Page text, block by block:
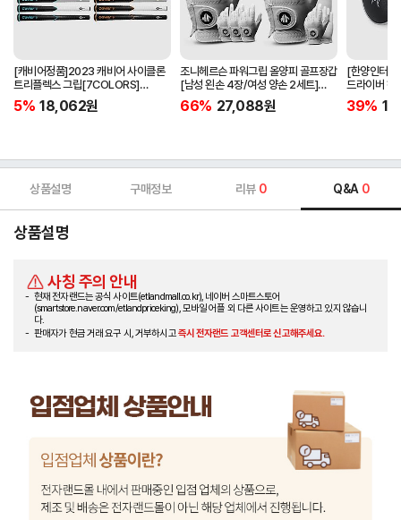
[캐비어정품]2023 캐비어 사이클론
트리플렉스 그립[7COLORS]
[라운드][39g/42g/46g/50g]
[R/S 토크]
5% 18,062원
조니헤르슨 파워그립 올양피 골프장갑
[남성 왼손 4장/여성 양손 2세트]
[화이트][케이스포함]
66% 27,088원
[한양인터
드라이버 헤
[HD-302]
39%
상품설명 구매정보 리뷰 0 Q&A 0
상품설명
사칭 주의 안내
현재 전자랜드는 공식 사이트(etlandmall.co.kr), 네이버 스마트스토어
(smartstore.naver.com/etlandpriceking), 모바일 어플 외 다른 사이트는 운영하고 있지 않습니
다.
판매자가 현금 거래 요구 시, 거부하시고즉시 전자랜드 고객센터로 신고해주세요.